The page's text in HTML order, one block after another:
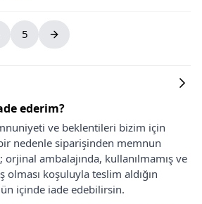
5
ederim?
ve beklentileri bizim için
nedenle siparişinden memnun
ambalajında, kullanılmamış ve
olması koşuluyla teslim aldığın
içinde iade edebilirsin.